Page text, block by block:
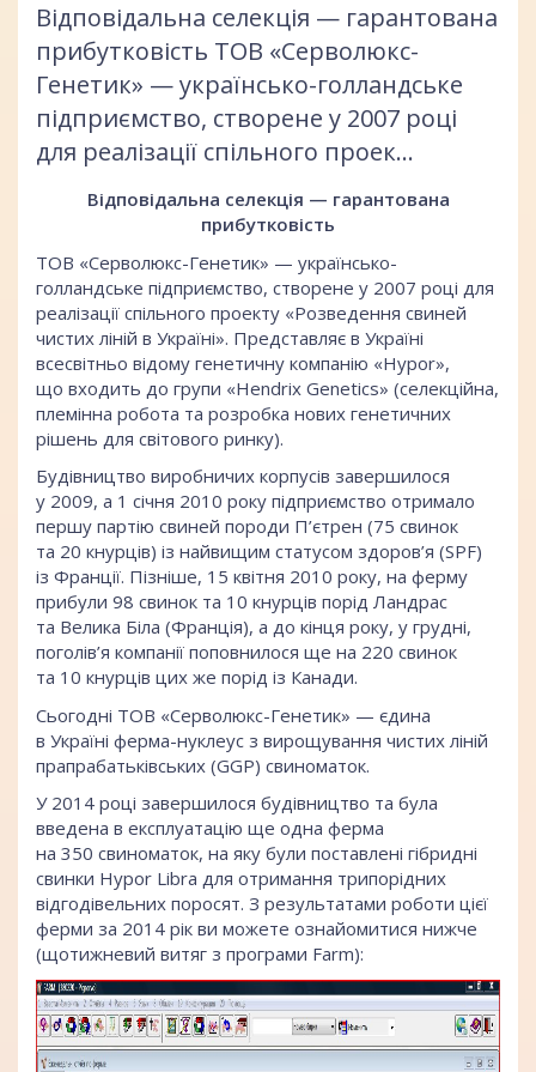
Відповідальна селекція — гарантована
прибутковість ТОВ «Серволюкс-
Генетик» — українсько-голландське
підприємство, створене у 2007 році
для реалізації спільного проек...
Відповідальна селекція — гарантована
прибутковість
ТОВ «Серволюкс-Генетик» — українсько-
голландське підприємство, створене у 2007 році для
реалізації спільного проекту «Розведення свиней
чистих ліній в Україні». Представляє в Україні
всесвітньо відому генетичну компанію «Hypor»,
що входить до групи «Hendrix Genetics» (селекційна,
племінна робота та розробка нових генетичних
рішень для світового ринку).
Будівництво виробничих корпусів завершилося
у 2009, а 1 січня 2010 року підприємство отримало
першу партію свиней породи П’єтрен (75 свинок
та 20 кнурців) із найвищим статусом здоров’я (SPF)
із Франції. Пізніше, 15 квітня 2010 року, на ферму
прибули 98 свинок та 10 кнурців порід Ландрас
та Велика Біла (Франція), а до кінця року, у грудні,
поголів’я компанії поповнилося ще на 220 свинок
та 10 кнурців цих же порід із Канади.
Сьогодні ТОВ «Серволюкс-Генетик» — єдина
в Україні ферма-нуклеус з вирощування чистих ліній
прапрабатьківських (GGP) свиноматок.
У 2014 році завершилося будівництво та була
введена в експлуатацію ще одна ферма
на 350 свиноматок, на яку були поставлені гібридні
свинки Hypor Libra для отримання трипорідних
відгодівельних поросят. З результатами роботи цієї
ферми за 2014 рік ви можете ознайомитися нижче
(щотижневий витяг з програми Farm):